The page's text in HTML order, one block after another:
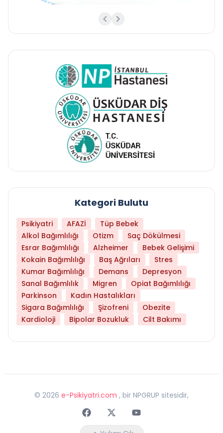
Kategori Bulutu
Psikiyatri AFAZİ
Tüp Bebek
Alkol Bağımlılığı
Otizm
Saç Dökülmesi
Esrar Bağımlılığı
Alzheimer
Bebek Gelişimi
Kokain Bağımlılığı
Baş Ağrıları
Stres
Kumar Bağımlılığı
Demans
Depresyon
Sanal Bağımlılık
Migren
Opiat Bağımlılığı
Parkinson
Kadın Hastalıkları
Sigara Bağımlılığı
Şizofreni
Obezite
Kardioloji
Bipolar Bozukluk Cilt Bakımı
© 2026 e-Psikiyatri.com , bir NPGRUP sitesidir,
FaceebokTwitterYoutube